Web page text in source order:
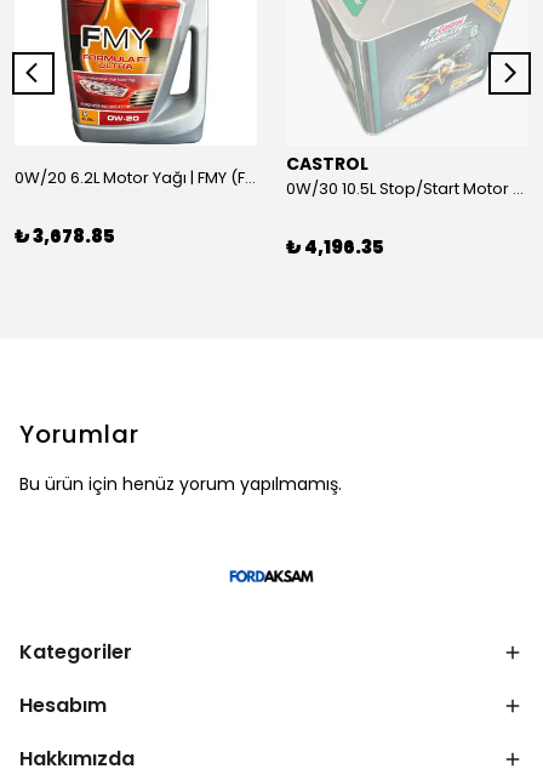
0W/20 6.2L Motor Yağı | FMY (Ford Motor Yağları)
₺ 3,678.85
CASTROL
0W/30 10.5L Stop/Start Motor Yağı | CASTROL
₺ 4,196.35
Yorumlar
Bu ürün için henüz yorum yapılmamış.
Kategoriler
Hesabım
Hakkımızda